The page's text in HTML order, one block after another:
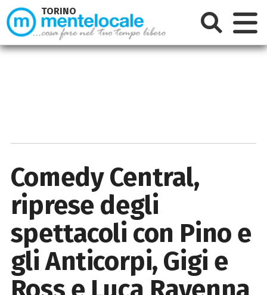
Comedy Central,
riprese degli
spettacoli con Pino e
gli Anticorpi, Gigi e
TORINO